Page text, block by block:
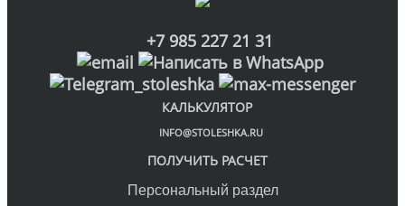
+7 985 227 21 31
КАЛЬКУЛЯТОР
INFO@STOLESHKA.RU
ПОЛУЧИТЬ РАСЧЕТ
Персональный раздел